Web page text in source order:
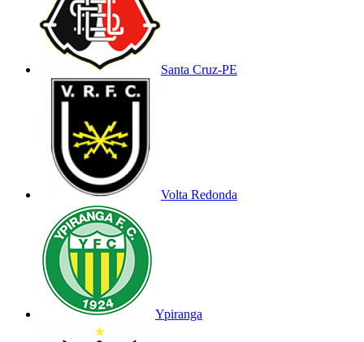
Santa Cruz-PE
Volta Redonda
Ypiranga